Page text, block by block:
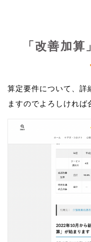
「改善加
算定要件について、詳
ますのでよろしければ